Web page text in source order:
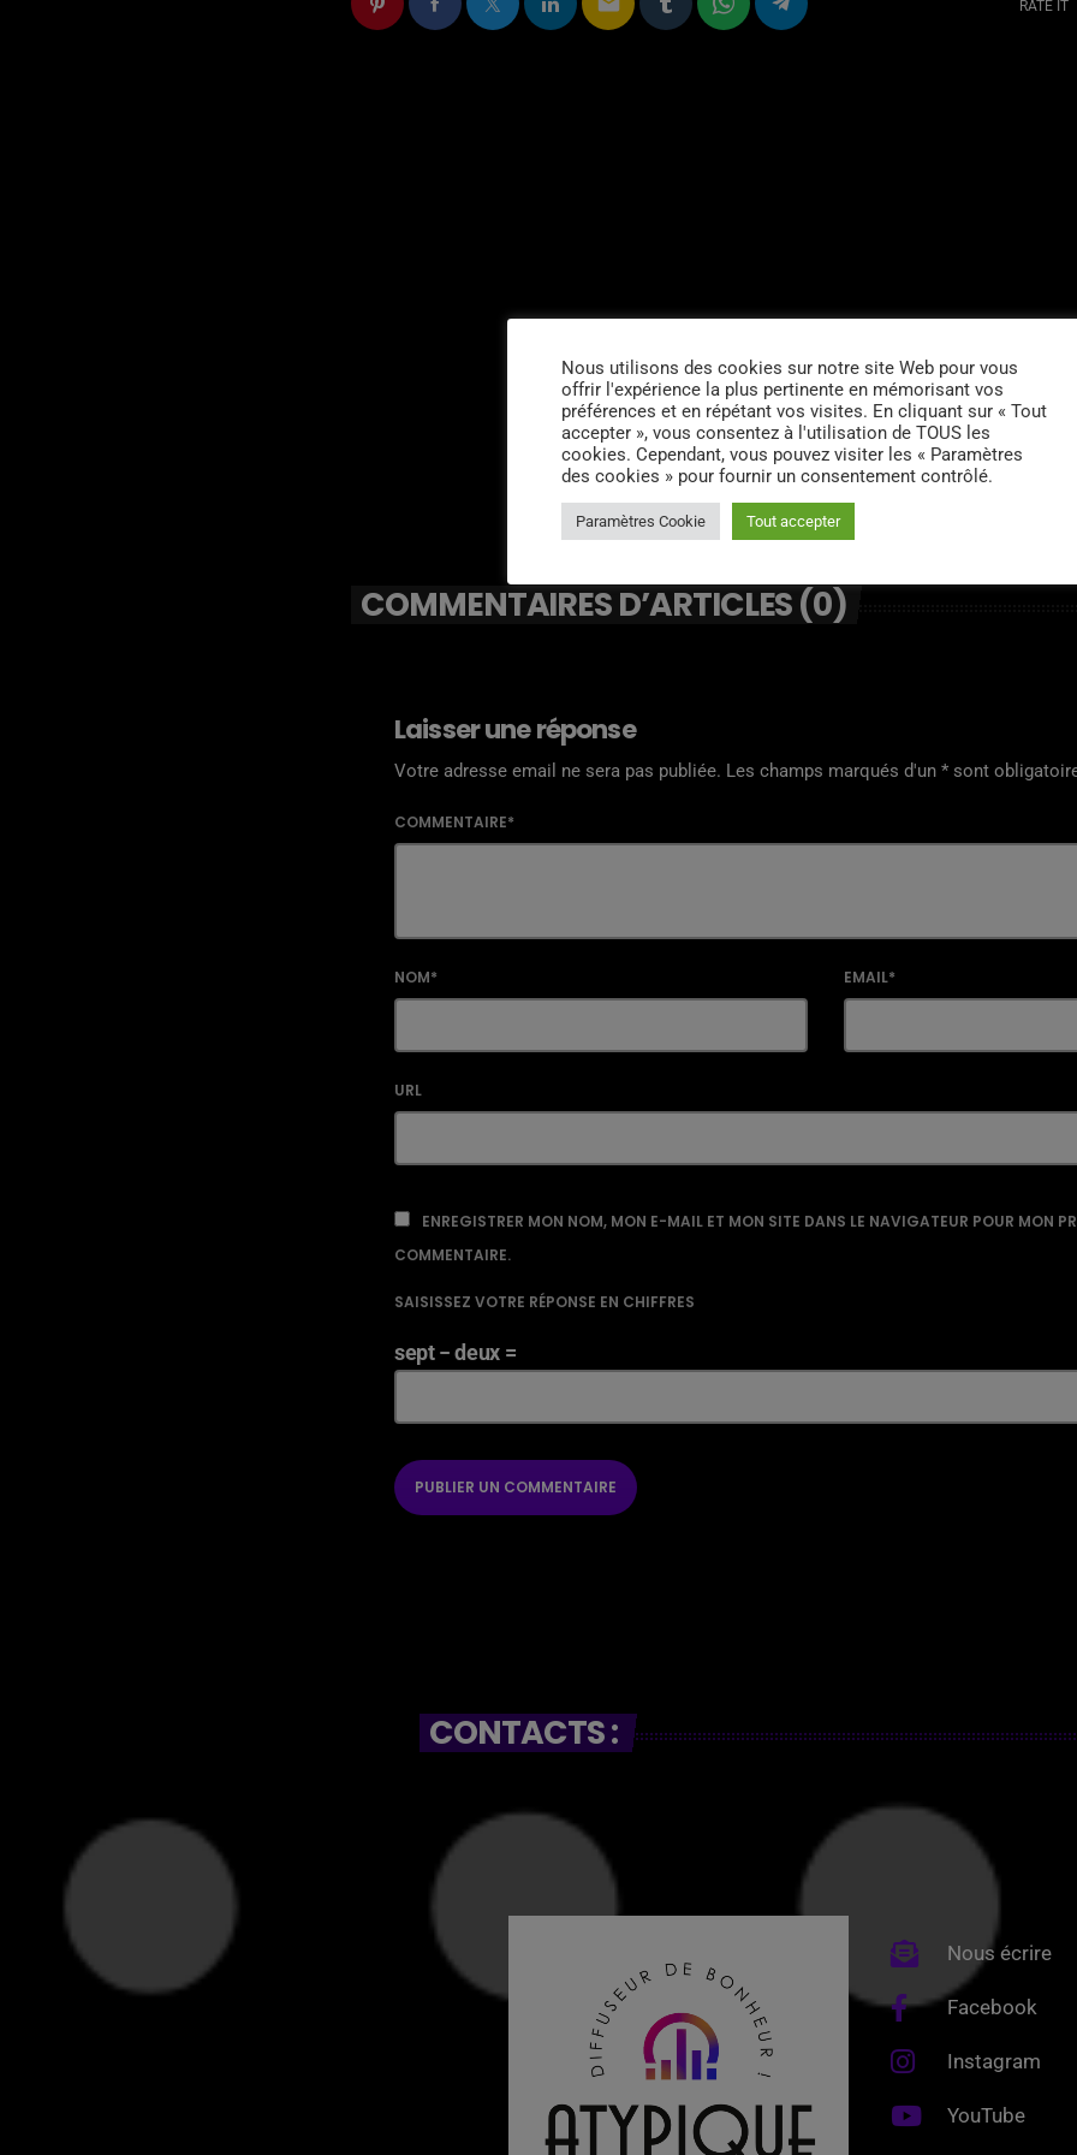
RATE IT
COMMENTAIRES D’ARTICLES (0)
Laisser une réponse
Votre adresse email ne sera pas publiée. Les champs marqués d'un * sont
COMMENTAIRE*
NOM* EMAIL*
URL
ENREGISTRER MON NOM, MON E-MAIL ET MON SITE DANS LE NAVIGATEUR POUR MON
COMMENTAIRE.
SAISISSEZ VOTRE RÉPONSE EN CHIFFRES
sept − deux =
CONTACTS :
Nous écrire
Facebook
Instagram
YouTube
Nous utilisons des cookies sur notre site Web pour vous
offrir l'expérience la plus pertinente en mémorisant vos
préférences et en répétant vos visites. En cliquant sur « Tout
accepter », vous consentez à l'utilisation de TOUS les
cookies. Cependant, vous pouvez visiter les « Paramètres
des cookies » pour fournir un consentement contrôlé.
Paramètres Cookie Tout accepter